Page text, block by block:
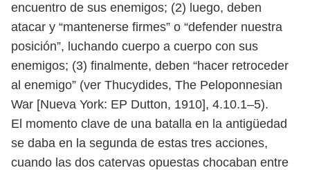
encuentro de sus enemigos; (2) luego, deben
atacar y “mantenerse firmes” o “defender nuestra
posición”, luchando cuerpo a cuerpo con sus
enemigos; (3) finalmente, deben “hacer retroceder
al enemigo” (ver Thucydides, The Peloponnesian
War [Nueva York: EP Dutton, 1910], 4.10.1–5).
El momento clave de una batalla en la antigüedad
se daba en la segunda de estas tres acciones,
cuando las dos catervas opuestas chocaban entre